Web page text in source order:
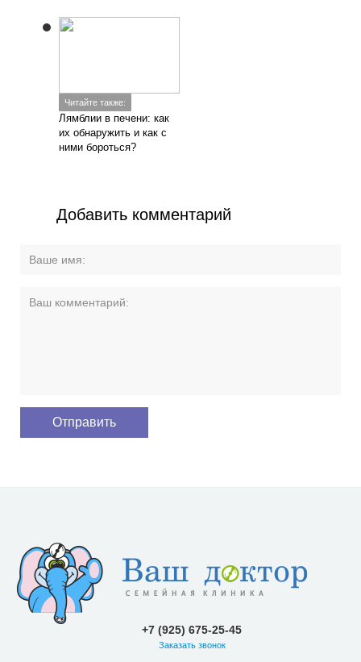
Читайте также:
Лямблии в печени: как
их обнаружить и как с
ними бороться?
Добавить комментарий
+7 (925) 675-25-45
Заказать звонок